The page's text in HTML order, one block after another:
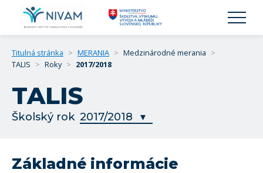
Titulná stránka > MERANIA > Medzinárodné merania >
TALIS > Roky > 2017/2018
TALIS
Školský rok
Základné informácie